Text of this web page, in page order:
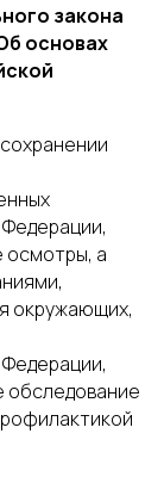
закона
основах
осмотры, а
окружающих,
обследование